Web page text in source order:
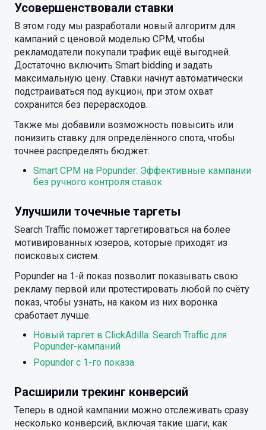
Усовершенствовали ставки
В этом году мы разработали новый алгоритм для
кампаний с ценовой моделью CPM, чтобы
рекламодатели покупали трафик ещё выгодней.
Достаточно включить Smart bidding и задать
максимальную цену. Ставки начнут автоматически
подстраиваться под аукцион, при этом охват
сохранится без перерасходов.
Также мы добавили возможность повысить или
понизить ставку для определённого спота, чтобы
точнее распределять бюджет.
Smart CPM на Popunder: Эффективные кампании
без ручного контроля ставок
Улучшили точечные таргеты
Search Traffic поможет таргетироваться на более
мотивированных юзеров, которые приходят из
поисковых систем.
Popunder на 1-й показ позволит показывать свою
рекламу первой или протестировать любой по счёту
показ, чтобы узнать, на каком из них воронка
сработает лучше.
Новый таргет в ClickAdilla: Search Traffic для
Popunder-кампаний
Popunder с 1-го показа
Расширили трекинг конверсий
Теперь в одной кампании можно отслеживать сразу
несколько конверсий, включая такие шаги, как